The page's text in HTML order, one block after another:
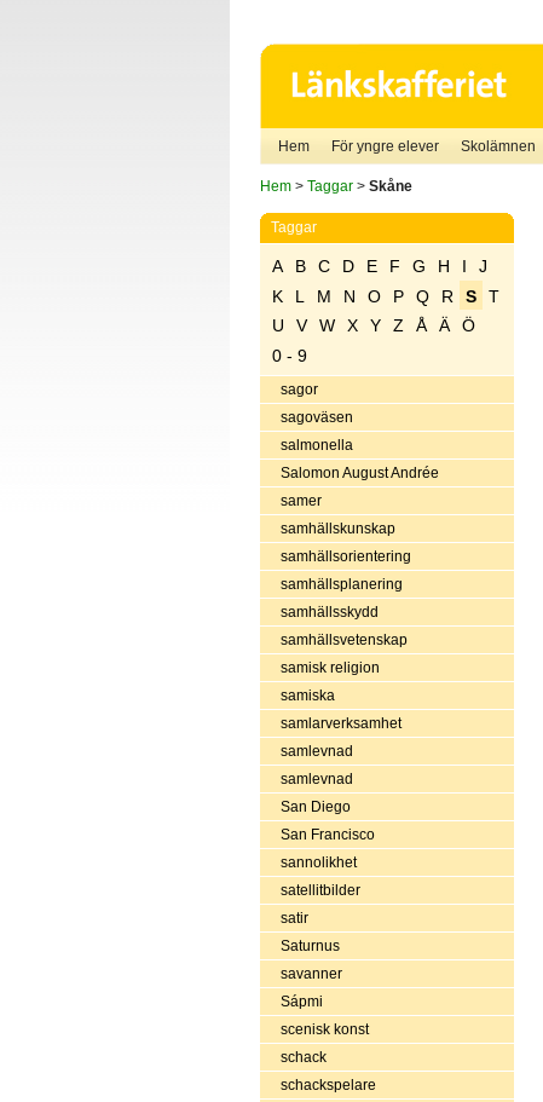
Hem För yngre elever Skolämnen
Hem> Taggar> Skåne
Taggar
A B C D E F G H I
J
K
L M N O P Q R S
T
U
V W X Y Z Å Ä
Ö
0 - 9
sagor
sagoväsen
salmonella
Salomon August Andrée
samer
samhällskunskap
samhällsorientering
samhällsplanering
samhällsskydd
samhällsvetenskap
samisk religion
samiska
samlarverksamhet
samlevnad
samlevnad
San Diego
San Francisco
sannolikhet
satellitbilder
satir
Saturnus
savanner
Sápmi
scenisk konst
schack
schackspelare